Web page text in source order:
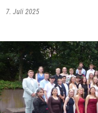
7. Juli 2025